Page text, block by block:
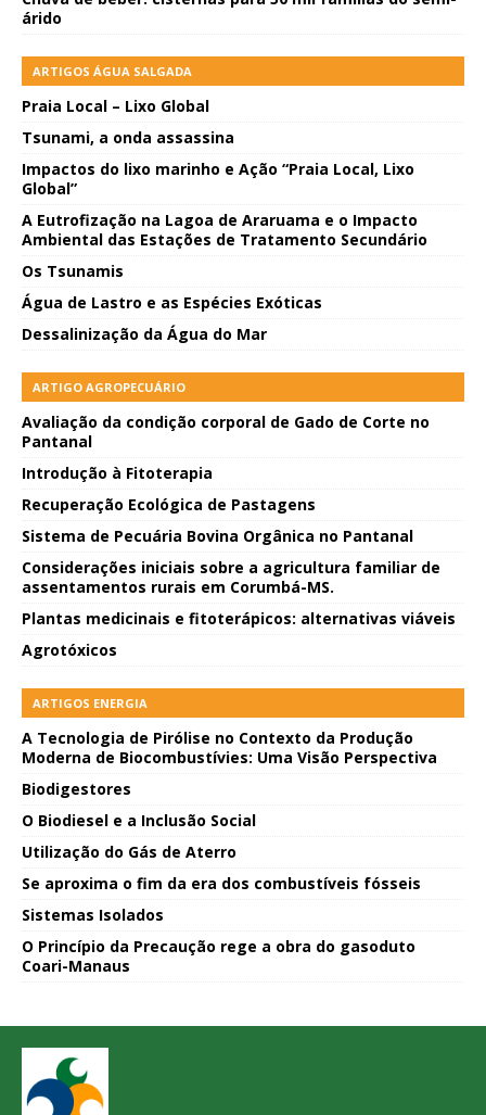
árido
ARTIGOS ÁGUA SALGADA
Praia Local – Lixo Global
Tsunami, a onda assassina
Impactos do lixo marinho e Ação “Praia Local, Lixo
Global”
A Eutrofização na Lagoa de Araruama e o Impacto
Ambiental das Estações de Tratamento Secundário
Os Tsunamis
Água de Lastro e as Espécies Exóticas
Dessalinização da Água do Mar
ARTIGO AGROPECUÁRIO
Avaliação da condição corporal de Gado de Corte no
Pantanal
Introdução à Fitoterapia
Recuperação Ecológica de Pastagens
Sistema de Pecuária Bovina Orgânica no Pantanal
Considerações iniciais sobre a agricultura familiar de
assentamentos rurais em Corumbá-MS.
Plantas medicinais e fitoterápicos: alternativas viáveis
Agrotóxicos
ARTIGOS ENERGIA
A Tecnologia de Pirólise no Contexto da Produção
Moderna de Biocombustívies: Uma Visão Perspectiva
Biodigestores
O Biodiesel e a Inclusão Social
Utilização do Gás de Aterro
Se aproxima o fim da era dos combustíveis fósseis
Sistemas Isolados
O Princípio da Precaução rege a obra do gasoduto
Coari-Manaus